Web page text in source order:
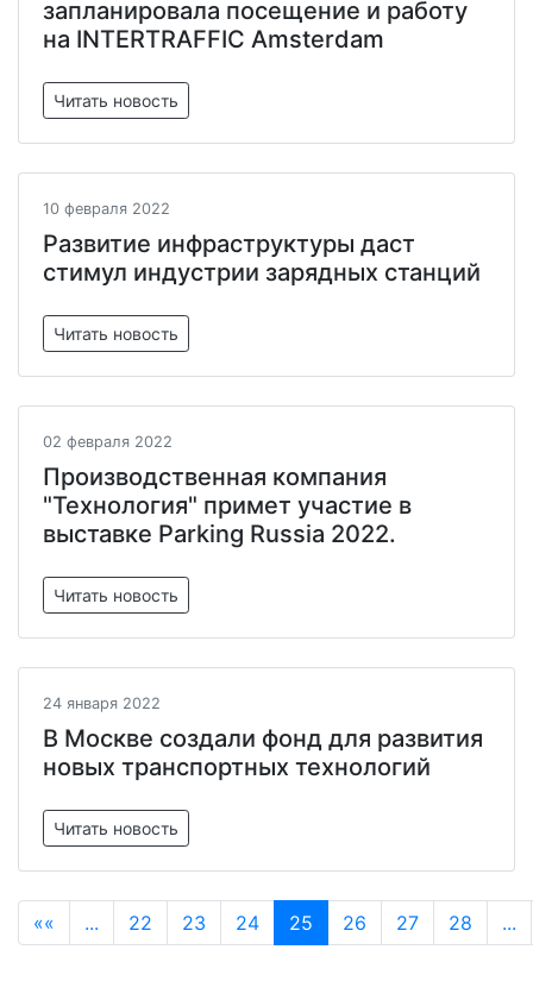
запланировала посещение и работу
на INTERTRAFFIC Amsterdam
Читать новость
10 февраля 2022
Развитие инфраструктуры даст
стимул индустрии зарядных станций
Читать новость
02 февраля 2022
Производственная компания
"Технология" примет участие в
выставке Parking Russia 2022.
Читать новость
24 января 2022
В Москве создали фонд для развития
новых транспортных технологий
Читать новость
«« ... 22 23 24 25 26 27 28 ...